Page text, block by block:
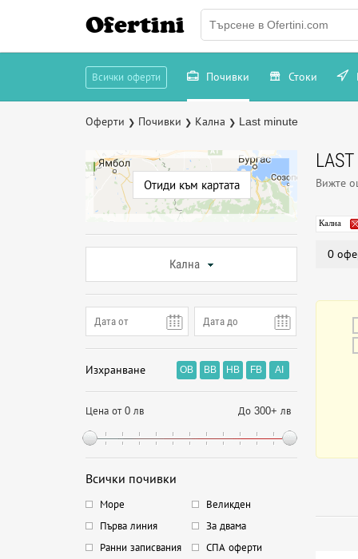
Ofertini
Всички оферти Почивки Стоки
Оферти ❯ Почивки ❯ Кална ❯ Last minute
Отиди към картата
Кална
Изхранване OB BB HB FB AI
Цена от 0 лв До 300+ лв
Всички почивки
Море
Великден
Първа линия
За двама
Ранни записвания
СПА оферти
Вижте
Кална
0